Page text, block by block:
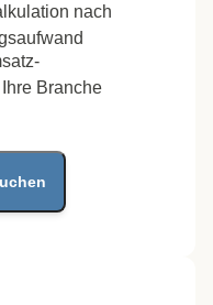
nach
Branche